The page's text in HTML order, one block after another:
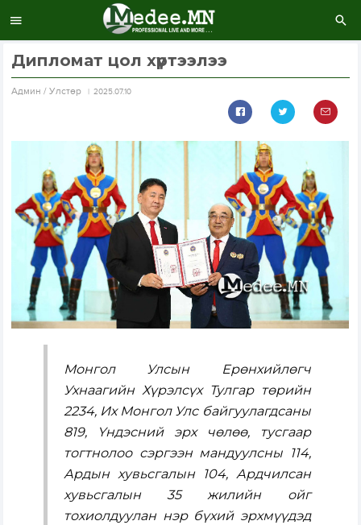
Дипломат цол хүртээлээ
Aдмин / Улстөр 2025.07.10
Монгол Улсын Ерөнхийлөгч
Ухнаагийн Хүрэлсүх Тулгар төрийн
2234, Их Монгол Улс байгуулагдсаны
819, Үндэсний эрх чөлөө, тусгаар
тогтнолоо сэргээн мандуулсны 114,
Ардын хувьсгалын 104, Ардчилсан
хувьсгалын 35 жилийн ойг
тохиолдууланнэр бүхий эрхмүүдэд